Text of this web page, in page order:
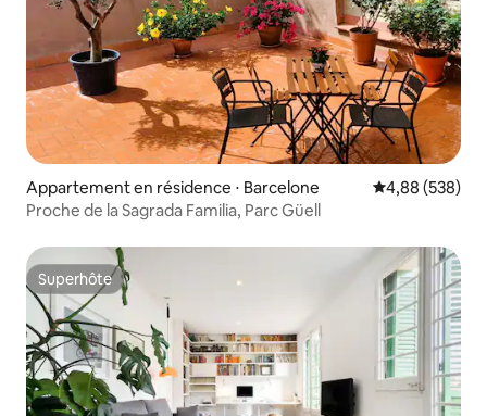
Appartement en résidence ⋅ Barcelone Évaluation
4,88 (538)
Proche de la Sagrada Familia, Parc Güell
Superhôte
Superhôte